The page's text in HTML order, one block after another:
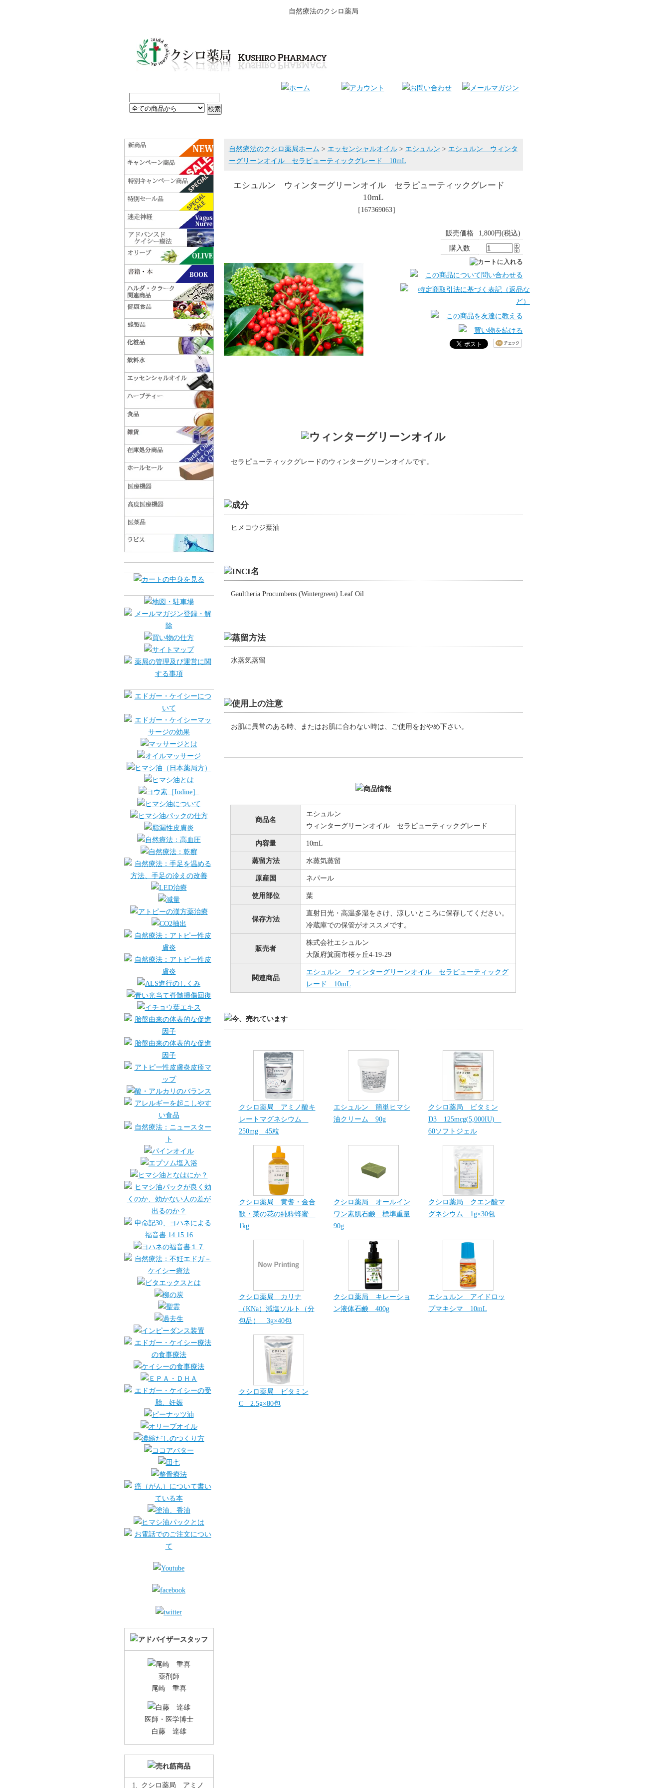
自然療法のクシロ薬局
自然療法のクシロ薬局ホーム > エッセンシャルオイル> エシュルン > エシュルン ウィンタ
ーグリーンオイル セラピューティックグレード 10mL
エシュルン ウィンターグリーンオイル セラピューティックグレード
10mL
［167369063］
販売価格
1,800円(税込)
購入数
セラピューティックグレードのウィンターグリーンオイルです。
ヒメコウジ葉油
Gaultheria Procumbens (Wintergreen) Leaf Oil
水蒸気蒸留
お肌に異常のある時、またはお肌に合わない時は、ご使用をおやめ下さい。
商品名
エシュルン
ウィンターグリーンオイル セラピューティックグレード
内容量 10mL
蒸留方法 水蒸気蒸留
原産国 ネパール
使用部位 葉
保存方法
直射日光・高温多湿をさけ、涼しいところに保存してください。
冷蔵庫での保管がオススメです。
販売者
株式会社エシュルン
大阪府箕面市桜ヶ丘4-19-29
関連商品
エシュルン ウィンターグリーンオイル セラピューティックグ
レード 10mL
クシロ薬局 アミノ酸キ
レートマグネシウム
250mg 45粒
エシュルン 簡単ヒマシ
油クリーム 90g
クシロ薬局 ビタミン
D3 125mcg(5,000IU)
60ソフトジェル
クシロ薬局 黄耆・金合
歓・菜の花の純粋蜂蜜
1kg
クシロ薬局 オールイン
ワン素肌石鹸 標準重量
90g
クシロ薬局 クエン酸マ
グネシウム 1g×30包
クシロ薬局 カリナ
（KNa）減塩ソルト（分
包品） 3g×40包
クシロ薬局 キレーショ
ン液体石鹸 400g
エシュルン アイドロッ
プマキシマ 10mL
クシロ薬局 ビタミン
C 2.5g×80包
薬剤師
尾崎 重喜
医師・医学博士
白藤 達雄
クシロ薬局 アミノ